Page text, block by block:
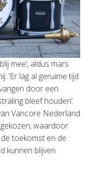
mee’, aldus mars
‘Er lag al geruime tijd
door een
bleef houden’.
Vancore Nederland
waardoor
toekomst en de
kunnen blijven